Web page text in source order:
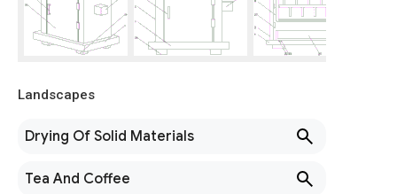
Landscapes
Drying Of Solid Materials
Tea And Coffee